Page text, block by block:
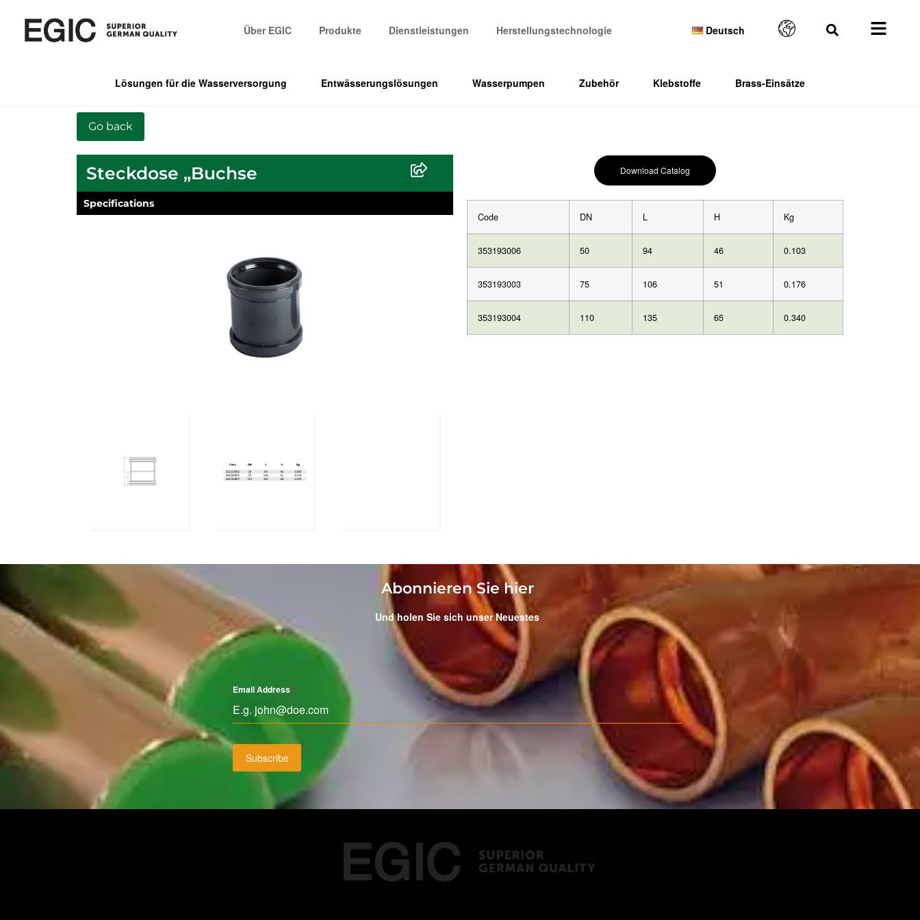
Über EGIC Produkte Dienstleistungen Herstellungstechnologie Deutsch
Lösungen für die Wasserversorgung Entwässerungslösungen Wasserpumpen Zubehör Klebstoffe Brass-Einsätze
Steckdose „Buchse
Specifications
Download Catalog
Code DN L H Kg
353193006 50 94 46 0.103
353193003 75 106 51 0.176
353193004 110 135 65 0.340
Abonnieren Sie hier
Und holen Sie sich unser Neuestes
Email Address*
Subscribe